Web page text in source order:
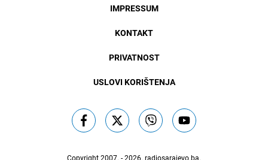
IMPRESSUM
KONTAKT
PRIVATNOST
USLOVI KORIŠTENJA
Copyright 2007. - 2026. radiosarajevo.ba.